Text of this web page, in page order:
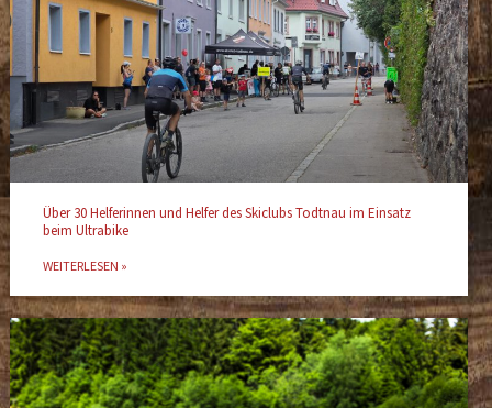
Über 30 Helferinnen und Helfer des Skiclubs Todtnau im Einsatz
beim Ultrabike
WEITERLESEN »